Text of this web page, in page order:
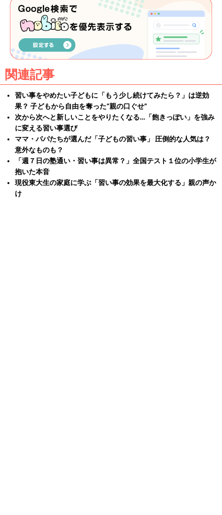
関連記事
習い事をやめたい子どもに「もう少し続けてみたら？」は逆効
果？ 子どもから自由を奪った“親の口ぐせ”
次から次へと新しいことをやりたくなる…「飽きっぽい」を強み
に変える習い事選び
ママ・パパたちが選んだ「子どもの習い事」 圧倒的な人気は？
意外なものも？
「週７日の塾通い・習い事は異常？」全国テスト１位の小学生が
抱いた本音
現役東大生の家庭に学ぶ「習い事の効果を最大化する」親の声か
け